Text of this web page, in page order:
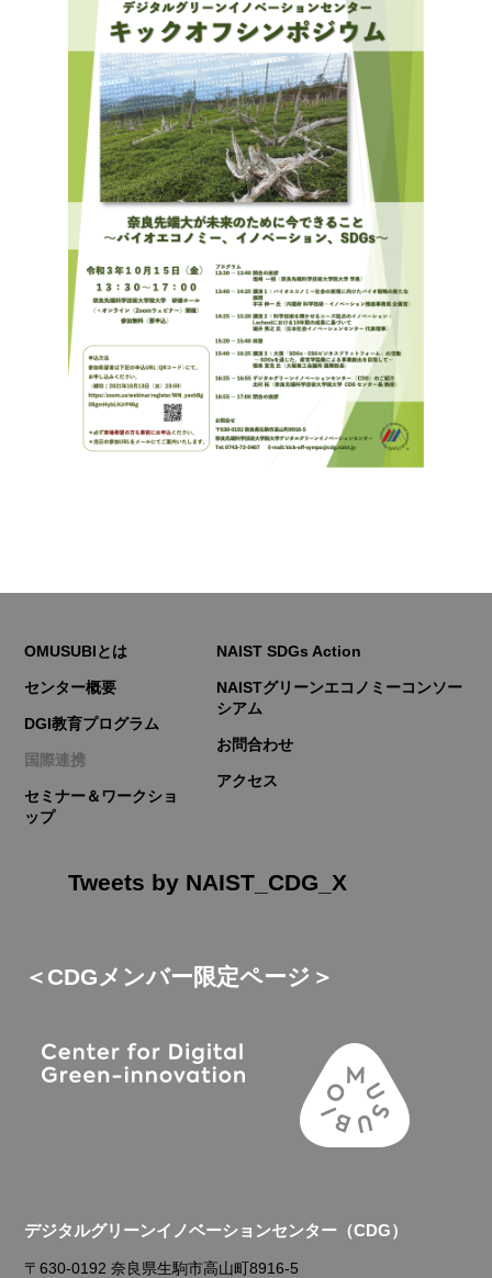
OMUSUBIとは
センター概要
DGI教育プログラム
国際連携
セミナー＆ワークショ
ップ
NAIST SDGs Action
NAISTグリーンエコノミーコンソー
シアム
お問合わせ
アクセス
Tweets by NAIST_CDG_X
＜CDGメンバー限定ページ＞
デジタルグリーンイノベーションセンター（CDG）
〒630-0192 奈良県生駒市高山町8916-5